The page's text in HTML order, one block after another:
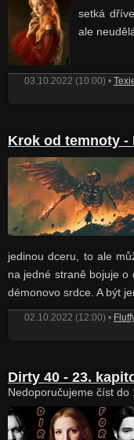
setká
ale
03.10.2022 (10:00) •
Krok od temnoty -
jedinou dceru, to ale
na jedné straně bojuje
démonovo srdce. A být
02.10.2022 (12:00) •
Dirty 40 - 23.
Nedoporučujeme číst do